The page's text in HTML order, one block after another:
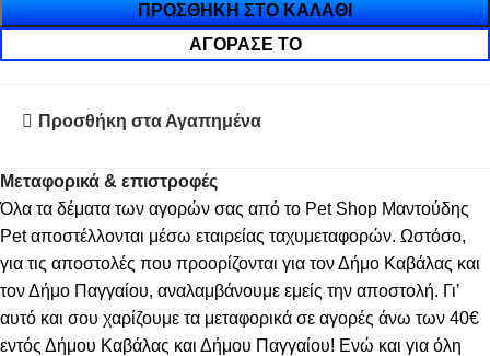
ΠΡΟΣΘΉΚΗ ΣΤΟ ΚΑΛΆΘΙ
ΑΓΌΡΑΣΈ ΤΟ
Προσθήκη στα Αγαπημένα
Μεταφορικά & επιστροφές
Όλα τα δέματα των αγορών σας από το Pet Shop Μαντούδης
Pet αποστέλλονται μέσω εταιρείας ταχυμεταφορών. Ωστόσο,
για τις αποστολές που προορίζονται για τον Δήμο Καβάλας και
τον Δήμο Παγγαίου, αναλαμβάνουμε εμείς την αποστολή. Γι’
αυτό και σου χαρίζουμε τα μεταφορικά σε αγορές άνω των 40€
εντός Δήμου Καβάλας και Δήμου Παγγαίου! Ενώ και για όλη